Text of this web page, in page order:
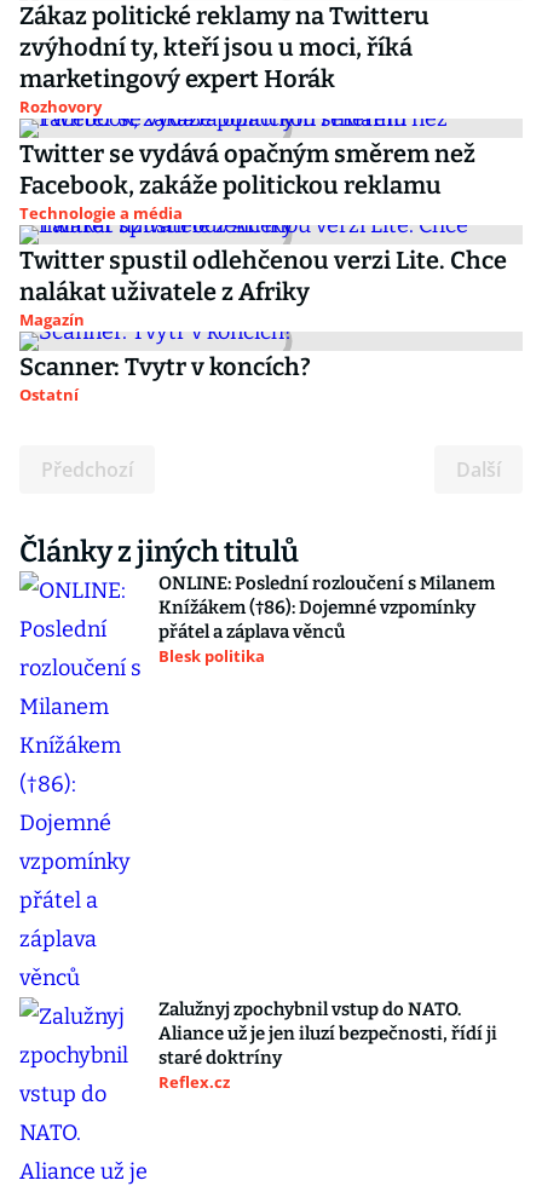
Zákaz politické reklamy na Twitteru
zvýhodní ty, kteří jsou u moci, říká
marketingový expert Horák
Rozhovory
Twitter se vydává opačným směrem než
Facebook, zakáže politickou reklamu
Technologie a média
Twitter spustil odlehčenou verzi Lite. Chce
nalákat uživatele z Afriky
Magazín
Scanner: Tvytr v koncích?
Ostatní
Předchozí Další
Články z jiných titulů
ONLINE: Poslední rozloučení s Milanem
Knížákem (†86): Dojemné vzpomínky
přátel a záplava věnců
Blesk politika
Zalužnyj zpochybnil vstup do NATO.
Aliance už je jen iluzí bezpečnosti, řídí ji
staré doktríny
Reflex.cz